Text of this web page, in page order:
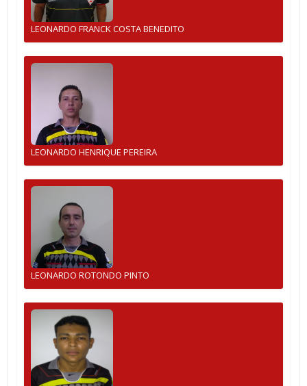
LEONARDO FRANCK COSTA BENEDITO
LEONARDO HENRIQUE PEREIRA
LEONARDO ROTONDO PINTO